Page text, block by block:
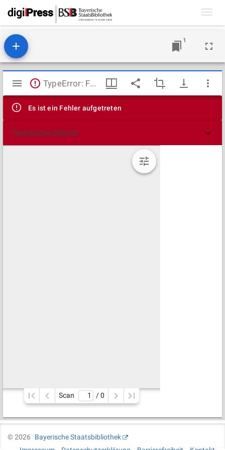
1
Mirador
Viewer
TypeError: Failed to fetch
Es ist ein Fehler aufgetreten
Technische Details
Scan / 0
©2026
Bayerische Staatsbibliothek